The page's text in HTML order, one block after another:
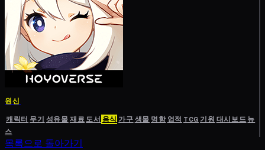
원신
캐릭터 무기 성유물재료도서 음식 가구생물 명함 업적 TCG기원 대시보드뉴
스
목록으로 돌아가기